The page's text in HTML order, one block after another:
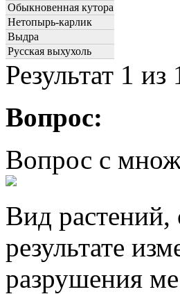
Обыкновенная кутора
Нетопырь-карлик
Выдра
Русская выхухоль
Результат 1 из
Вопрос:
Вопрос с
Вид
результате
разрушения